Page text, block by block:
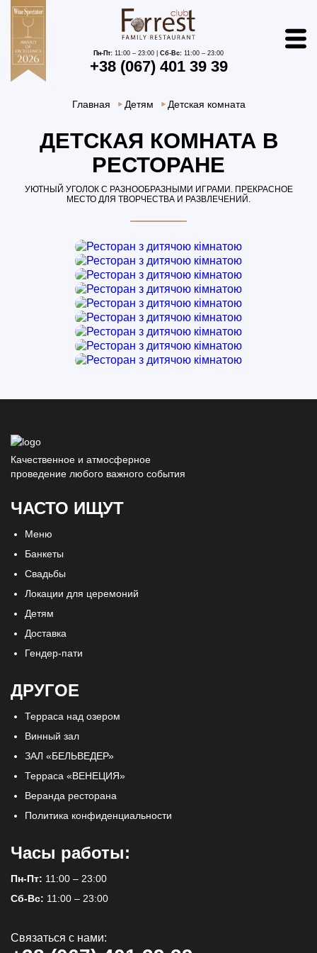
+38 (067) 401 39 39
Пн-Пт: 11:00 – 23:00 | Сб-Вс: 11:00 – 23:00
Главная Детям Детская комната
ДЕТСКАЯ КОМНАТА В
РЕСТОРАНЕ
УЮТНЫЙ УГОЛОК С РАЗНООБРАЗНЫМИ ИГРАМИ. ПРЕКРАСНОЕ
МЕСТО ДЛЯ ТВОРЧЕСТВА И РАЗВЛЕЧЕНИЙ.
Качественное и атмосферное
проведение любого важного события
ЧАСТО ИЩУТ
Меню
Банкеты
Свадьбы
Локации для церемоний
Детям
Доставка
Гендер-пати
ДРУГОЕ
Терраса над озером
Винный зал
ЗАЛ «БЕЛЬВЕДЕР»
Терраса «ВЕНЕЦИЯ»
Веранда ресторана
Политика конфиденциальности
Часы работы:
Пн-Пт: 11:00 – 23:00
Сб-Вс: 11:00 – 23:00
Связаться с нами: